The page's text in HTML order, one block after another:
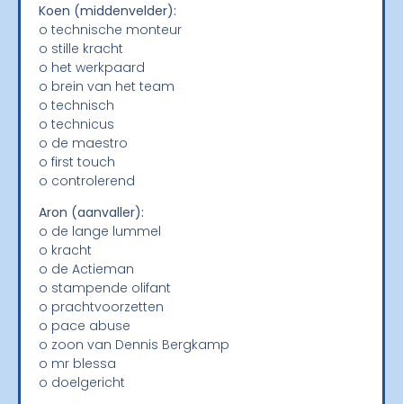
Koen (middenvelder):
o technische monteur
o stille kracht
o het werkpaard
o brein van het team
o technisch
o technicus
o de maestro
o first touch
o controlerend
Aron (aanvaller):
o de lange lummel
o kracht
o de Actieman
o stampende olifant
o prachtvoorzetten
o pace abuse
o zoon van Dennis Bergkamp
o mr blessa
o doelgericht